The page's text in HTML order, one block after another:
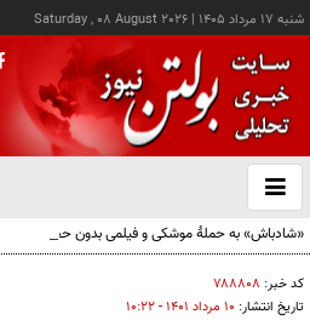
شنبه ۱۷ مرداد ۱۴۰۵ |
Saturday , 08 August 2026
باز
و
«شادباش» به حملۀ موشکی و فیلمی بدون حجاب؛
کد خبر: ۷۸۸۸۰۸
تاریخ انتشار: ۱۰ مرداد ۱۴۰۱ - ۱۰:۲۲